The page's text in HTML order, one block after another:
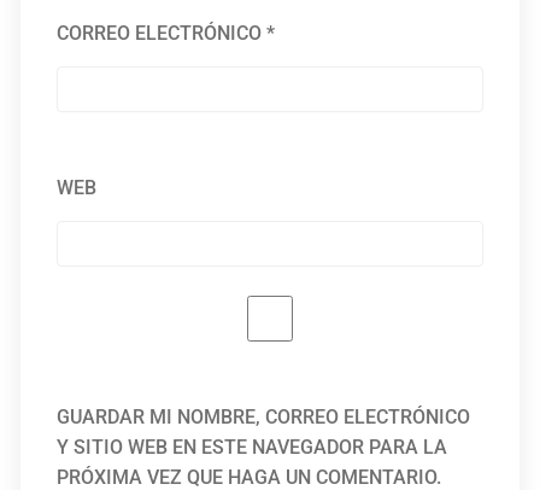
CORREO ELECTRÓNICO*
WEB
GUARDAR MI NOMBRE, CORREO ELECTRÓNICO
Y SITIO WEB EN ESTE NAVEGADOR PARA LA
PRÓXIMA VEZ QUE HAGA UN COMENTARIO.